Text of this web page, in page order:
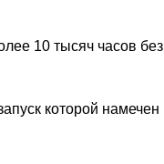
10 тысяч часов без
которой намечен